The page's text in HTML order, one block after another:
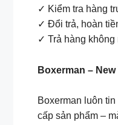
✓ Kiểm tra hàng
✓ Đổi trả, hoàn
✓ Trả hàng không
Boxerman –
Boxerman luôn
cấp sản phẩm –